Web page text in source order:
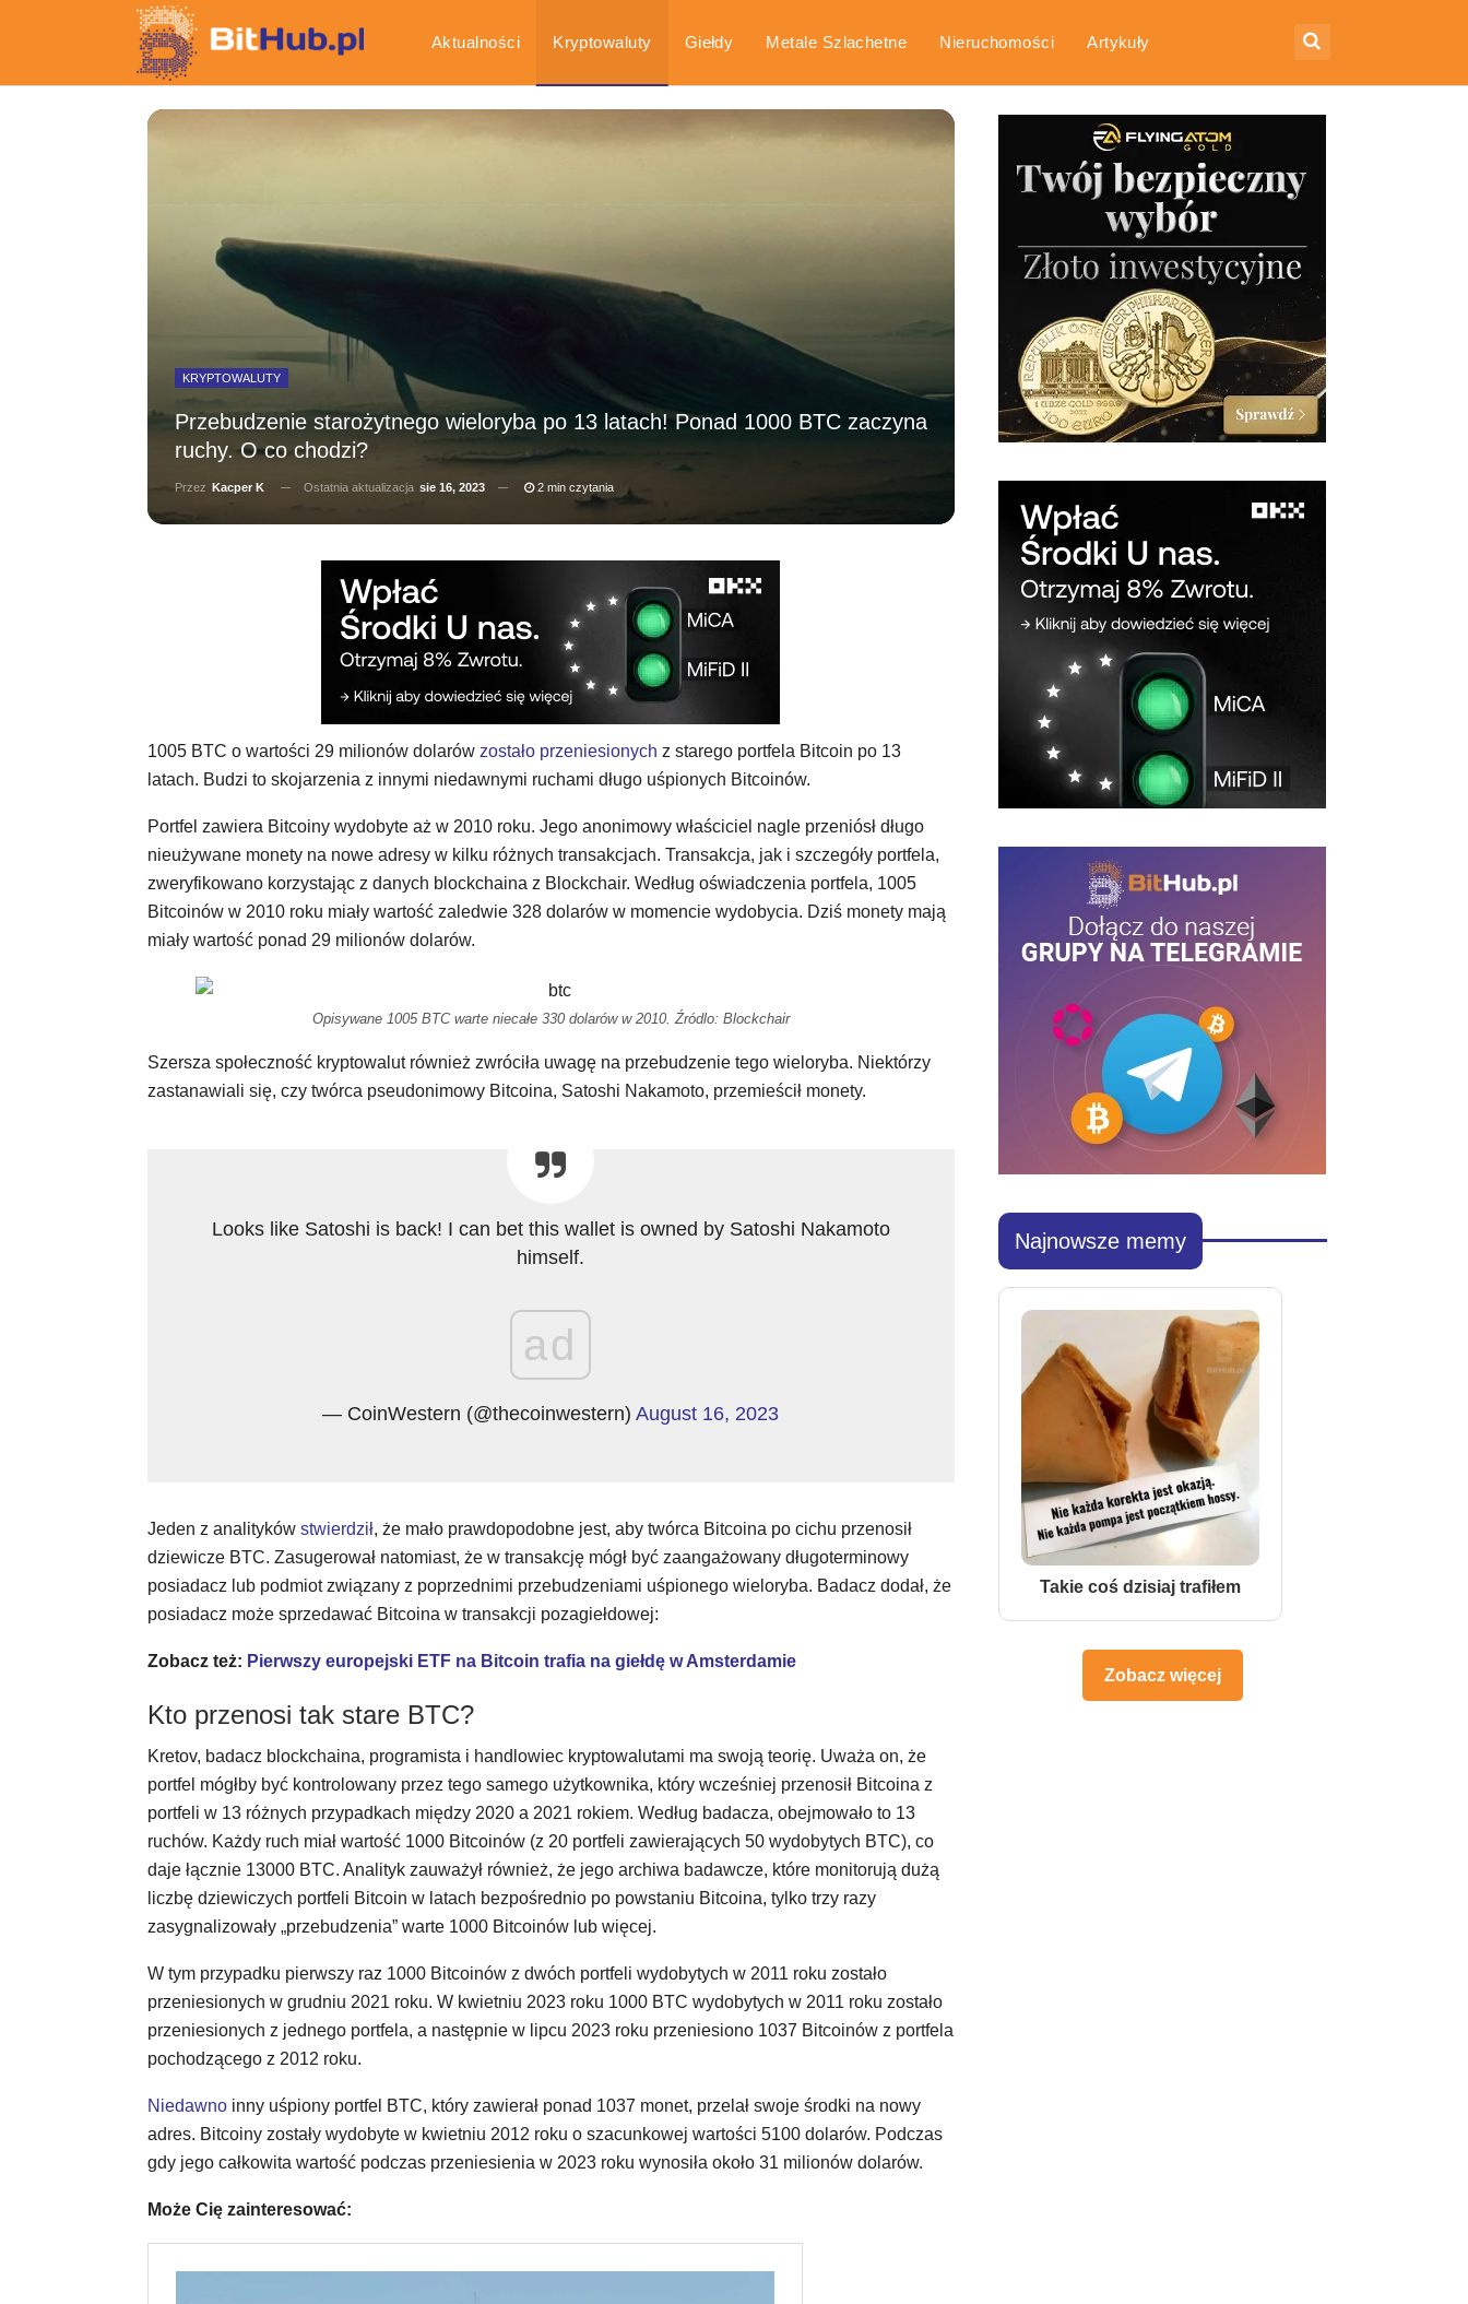
Aktualności Kryptowaluty Giełdy Metale Szlachetne Nieruchomości Artykuły
KRYPTOWALUTY
Przebudzenie starożytnego wieloryba po 13 latach! Ponad 1000 BTC zaczyna
ruchy. O co chodzi?
Przez Kacper K Ostatnia aktualizacja sie 16, 2023 2 min czytania
1005 BTC o wartości 29 milionów dolarów zostało przeniesionych z starego portfela Bitcoin po 13
latach. Budzi to skojarzenia z innymi niedawnymi ruchami długo uśpionych Bitcoinów.
Portfel zawiera Bitcoiny wydobyte aż w 2010 roku. Jego anonimowy właściciel nagle przeniósł długo
nieużywane monety na nowe adresy w kilku różnych transakcjach. Transakcja, jak i szczegóły portfela,
zweryfikowano korzystając z danych blockchaina z Blockchair. Według oświadczenia portfela, 1005
Bitcoinów w 2010 roku miały wartość zaledwie 328 dolarów w momencie wydobycia. Dziś monety mają
miały wartość ponad 29 milionów dolarów.
Opisywane 1005 BTC warte niecałe 330 dolarów w 2010. Źródlo: Blockchair
Szersza społeczność kryptowalut również zwróciła uwagę na przebudzenie tego wieloryba. Niektórzy
zastanawiali się, czy twórca pseudonimowy Bitcoina, Satoshi Nakamoto, przemieścił monety.
Looks like Satoshi is back! I can bet this wallet is owned by Satoshi Nakamoto
himself.
ad
— CoinWestern (@thecoinwestern) August 16, 2023
Jeden z analityków stwierdził, że mało prawdopodobne jest, aby twórca Bitcoina po cichu przenosił
dziewicze BTC. Zasugerował natomiast, że w transakcję mógł być zaangażowany długoterminowy
posiadacz lub podmiot związany z poprzednimi przebudzeniami uśpionego wieloryba. Badacz dodał, że
posiadacz może sprzedawać Bitcoina w transakcji pozagiełdowej:
Zobacz też: Pierwszy europejski ETF na Bitcoin trafia na giełdę w Amsterdamie
Kto przenosi tak stare BTC?
Kretov, badacz blockchaina, programista i handlowiec kryptowalutami ma swoją teorię. Uważa on, że
portfel mógłby być kontrolowany przez tego samego użytkownika, który wcześniej przenosił Bitcoina z
portfeli w 13 różnych przypadkach między 2020 a 2021 rokiem. Według badacza, obejmowało to 13
ruchów. Każdy ruch miał wartość 1000 Bitcoinów (z 20 portfeli zawierających 50 wydobytych BTC), co
daje łącznie 13000 BTC. Analityk zauważył również, że jego archiwa badawcze, które monitorują dużą
liczbę dziewiczych portfeli Bitcoin w latach bezpośrednio po powstaniu Bitcoina, tylko trzy razy
zasygnalizowały „przebudzenia” warte 1000 Bitcoinów lub więcej.
W tym przypadku pierwszy raz 1000 Bitcoinów z dwóch portfeli wydobytych w 2011 roku zostało
przeniesionych w grudniu 2021 roku. W kwietniu 2023 roku 1000 BTC wydobytych w 2011 roku zostało
przeniesionych z jednego portfela, a następnie w lipcu 2023 roku przeniesiono 1037 Bitcoinów z portfela
pochodzącego z 2012 roku.
Niedawnoinny uśpiony portfel BTC, który zawierał ponad 1037 monet, przelał swoje środki na nowy
adres. Bitcoiny zostały wydobyte w kwietniu 2012 roku o szacunkowej wartości 5100 dolarów. Podczas
gdy jego całkowita wartość podczas przeniesienia w 2023 roku wynosiła około 31 milionów dolarów.
Może Cię zainteresować:
Najnowsze memy
Takie coś dzisiaj trafiłem
Zobacz więcej